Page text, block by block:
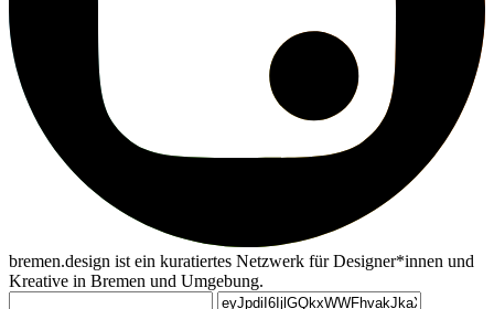
bremen.design ist ein kuratiertes Netzwerk für Designer*innen und
Kreative in Bremen und Umgebung.